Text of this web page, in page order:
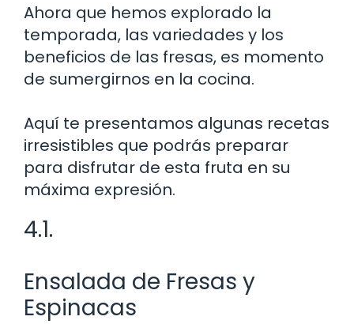
Ahora que hemos explorado la
temporada, las variedades y los
beneficios de las fresas, es momento
de sumergirnos en la cocina.
Aquí te presentamos algunas recetas
irresistibles que podrás preparar
para disfrutar de esta fruta en su
máxima expresión.
4.1.
Ensalada de Fresas y
Espinacas